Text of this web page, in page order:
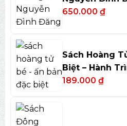
650.000 ₫
Sách Hoàng
Biệt – Hành
Tế
189.000 ₫